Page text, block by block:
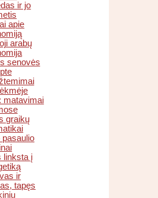
ir jo
apie
arabų
senovės
matavimai
graikų
pasaulio
linksta į
ir
tapęs